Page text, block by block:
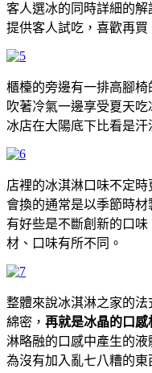
客人選冰的同時詳細的
提供客人試吃，喜歡再買
櫃檯的旁邊有一排高腳
吹著冷氣一邊享受夏天
冰店在大陽底下比看是汗
店裡的冰淇淋口味不定時
會換的通常是以季節時
有好些是不斷創新的口
材、口味有所不同。
整體來說冰淇淋之家的
綿密， 再就是冰晶的口
淋略融的口感中產生的
為沒有加入亂七八糟的東